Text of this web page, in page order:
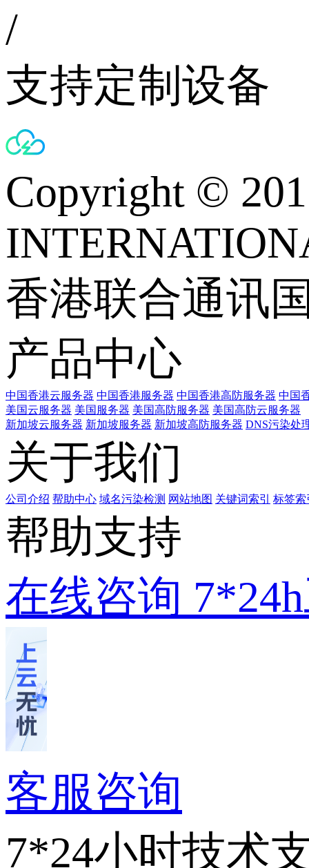
/
支持定制设备
Copyright ©
香港联合通讯
产品中心
中国香港云服务器 中国香港服务器 中国香港高防服务器 中国
美国云服务器 美国服务器 美国高防服务器 美国高防云服务器
新加坡云服务器 新加坡服务器 新加坡高防服务器 DNS污染处
关于我们
公司介绍 帮助中心 域名污染检测 网站地图 关键词索引 标签索
帮助支持
在线咨询
客服咨询
7*24小时技术